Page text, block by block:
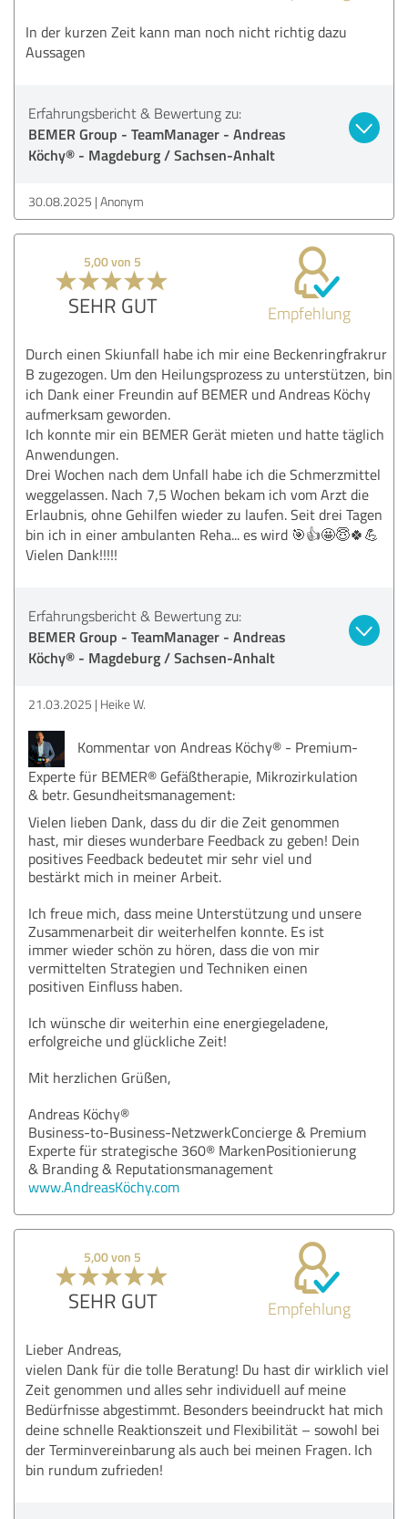
In der kurzen Zeit kann man noch nicht richtig dazu
Aussagen
Erfahrungsbericht & Bewertung zu:
BEMER Group - TeamManager - Andreas
Köchy® - Magdeburg / Sachsen-Anhalt
30.08.2025 Anonym
5,00 von 5
SEHR GUT Empfehlung
Durch einen Skiunfall habe ich mir eine Beckenringfrakrur
B zugezogen. Um den Heilungsprozess zu unterstützen, bin
ich Dank einer Freundin auf BEMER und Andreas Köchy
aufmerksam geworden.
Ich konnte mir ein BEMER Gerät mieten und hatte täglich
Anwendungen.
Drei Wochen nach dem Unfall habe ich die Schmerzmittel
weggelassen. Nach 7,5 Wochen bekam ich vom Arzt die
Erlaubnis, ohne Gehilfen wieder zu laufen. Seit drei Tagen
bin ich in einer ambulanten Reha... es wird 🎯👍🤩😇🍀💪
Vielen Dank!!!!!
Erfahrungsbericht & Bewertung zu:
BEMER Group - TeamManager - Andreas
Köchy® - Magdeburg / Sachsen-Anhalt
21.03.2025 Heike W.
Kommentar von Andreas Köchy® - Premium-
Experte für BEMER® Gefäßtherapie, Mikrozirkulation
& betr. Gesundheitsmanagement:
Vielen lieben Dank, dass du dir die Zeit genommen
hast, mir dieses wunderbare Feedback zu geben! Dein
positives Feedback bedeutet mir sehr viel und
bestärkt mich in meiner Arbeit.
Ich freue mich, dass meine Unterstützung und unsere
Zusammenarbeit dir weiterhelfen konnte. Es ist
immer wieder schön zu hören, dass die von mir
vermittelten Strategien und Techniken einen
positiven Einfluss haben.
Ich wünsche dir weiterhin eine energiegeladene,
erfolgreiche und glückliche Zeit!
Mit herzlichen Grüßen,
Andreas Köchy®
Business-to-Business-NetzwerkConcierge & Premium
Experte für strategische 360® MarkenPositionierung
& Branding & Reputationsmanagement
www.AndreasKöchy.com
5,00 von 5
SEHR GUT Empfehlung
Lieber Andreas,
vielen Dank für die tolle Beratung! Du hast dir wirklich viel
Zeit genommen und alles sehr individuell auf meine
Bedürfnisse abgestimmt. Besonders beeindruckt hat mich
deine schnelle Reaktionszeit und Flexibilität – sowohl bei
der Terminvereinbarung als auch bei meinen Fragen. Ich
bin rundum zufrieden!